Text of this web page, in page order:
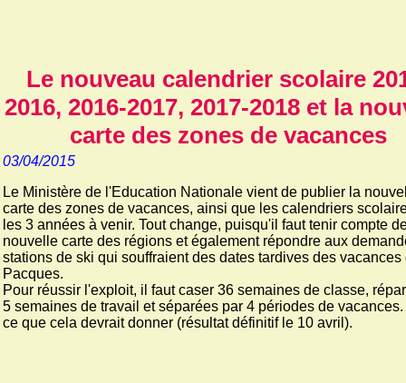
Le nouveau calendrier scolaire
2016, 2016-2017, 2017-2018 et la
carte des zones de vacances
03/04/2015
Le Ministère de l'Education Nationale vient de publier la
carte des zones de vacances, ainsi que les calendriers
les 3 années à venir. Tout change, puisqu'il faut tenir compte
nouvelle carte des régions et également répondre aux
stations de ski qui souffraient des dates tardives des vacances
Pacques.
Pour réussir l'exploit, il faut caser 36 semaines de classe,
5 semaines de travail et séparées par 4 périodes de
ce que cela devrait donner (résultat définitif le 10 avril).